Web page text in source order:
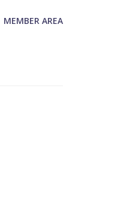
MEMBER AREA